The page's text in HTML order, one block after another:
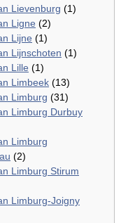
Lievenburg (1)
Ligne (2)
Lijne (1)
Lijnschoten (1)
Lille (1)
Limbeek (13)
Limburg (31)
Limburg Durbuy
Limburg
(2)
Limburg Stirum
Limburg-Joigny